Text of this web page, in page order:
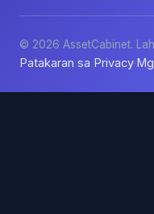
© 2026 AssetCabinet.
Patakaran sa Privacy·